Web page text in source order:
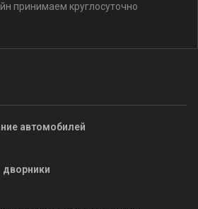
принимаем круглосуточно
автомобилей
дворники